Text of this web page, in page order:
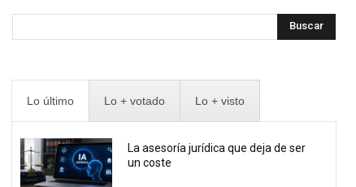
Buscar
Lo último Lo + votado Lo + visto
La asesoría jurídica que deja de ser
un coste